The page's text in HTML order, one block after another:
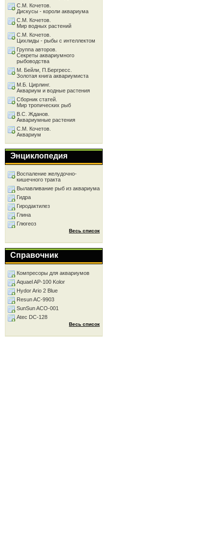
С.М. Кочетов.
Дискусы - короли аквариума
С.М. Кочетов.
Мир водных растений
С.М. Кочетов.
Цихлиды - рыбы с интеллектом
Группа авторов.
Секреты аквариумного
рыбоводства
М. Бейли, П.Бергресс.
Золотая книга аквариумиста
М.Б. Цирлинг.
Аквариум и водные растения
Сборник статей.
Мир тропических рыб
В.С. Жданов.
Аквариумные растения
С.М. Кочетов.
Аквариум
Энциклопедия
Воспаление желудочно-
кишечного тракта
Вылавливание рыб из аквариума
Гидра
Гиродактилез
Глина
Глюгеоз
Весь список
Справочник
Компресоры для аквариумов
Aquael AP-100 Kolor
Hydor Ario 2 Blue
Resun AC-9903
SunSun ACO-001
Atec DC-128
Весь список